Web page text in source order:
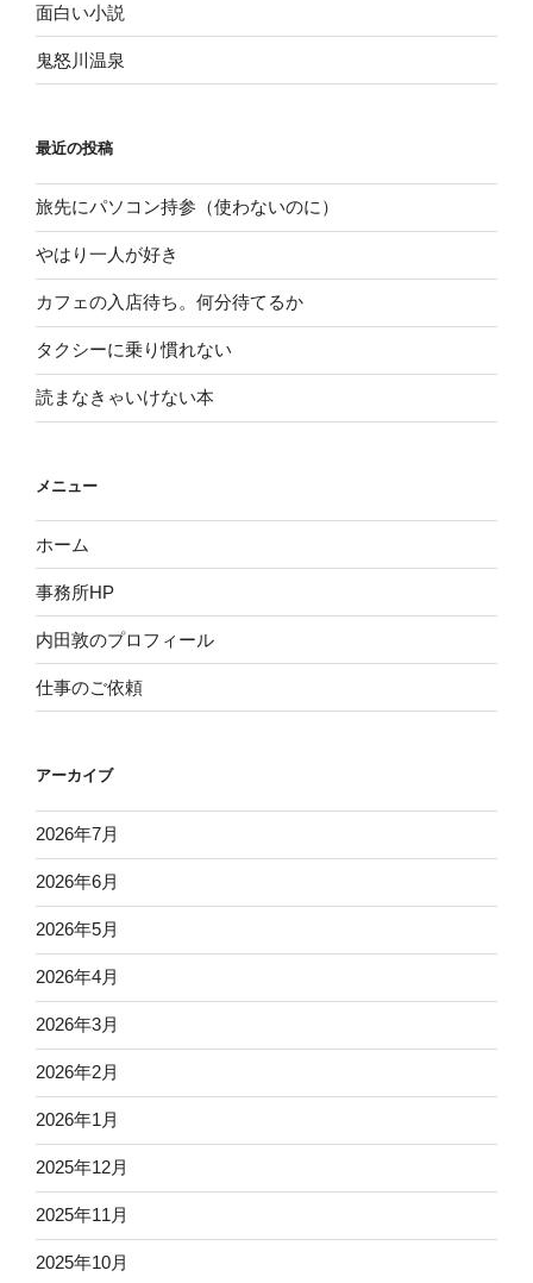
面白い小説
鬼怒川温泉
最近の投稿
旅先にパソコン持参（使わないのに）
やはり一人が好き
カフェの入店待ち。何分待てるか
タクシーに乗り慣れない
読まなきゃいけない本
メニュー
ホーム
事務所HP
内田敦のプロフィール
仕事のご依頼
アーカイブ
2026年7月
2026年6月
2026年5月
2026年4月
2026年3月
2026年2月
2026年1月
2025年12月
2025年11月
2025年10月